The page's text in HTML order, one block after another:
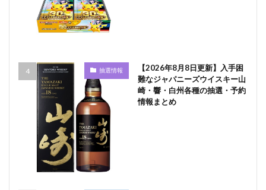
抽選情報
【2026年8月8日更新】入手困
難なジャパニーズウイスキー山
崎・響・白州各種の抽選・予約
情報まとめ